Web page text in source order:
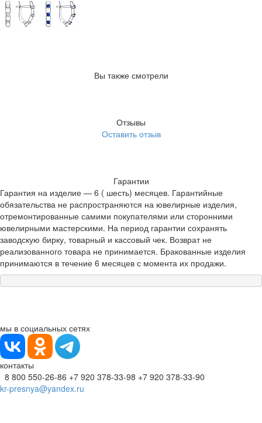
Вы также смотрели
Отзывы
Оставить отзыв
Гарантии
Гарантия на изделие — 6 ( шесть) месяцев. Гарантийные
обязательства не распространяются на ювелирные изделия,
отремонтированные самими покупателями или сторонними
ювелирными мастерскими. На период гарантии сохранять
заводскую бирку, товарный и кассовый чек. Возврат не
реализованного товара не принимается. Бракованные изделия
принимаются в течение 6 месяцев с момента их продажи.
мы в социальных сетях
контакты
8 800 550-26-86 +7 920 378-33-98 +7 920 378-33-90
kr-presnya@yandex.ru